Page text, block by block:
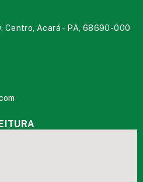
Centro, Acará – PA, 68690-000